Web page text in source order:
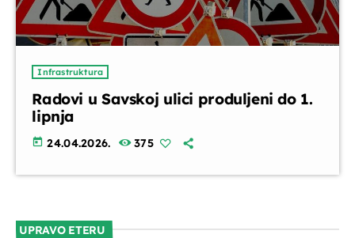
Infrastruktura
Radovi u Savskoj ulici produljeni do 1.
lipnja
today 24.04.2026. 375
UPRAVO ETERU